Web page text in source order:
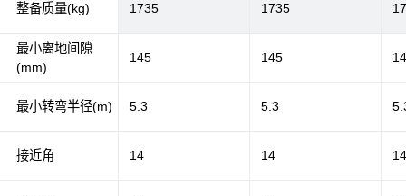
整备质量(kg)
最小离地间隙
(mm)
最小转弯半径(m)
接近角
1735 1735
145 145
5.3 5.3
14 14